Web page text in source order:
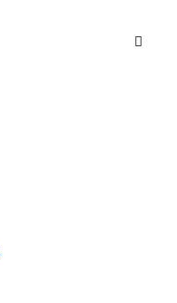
